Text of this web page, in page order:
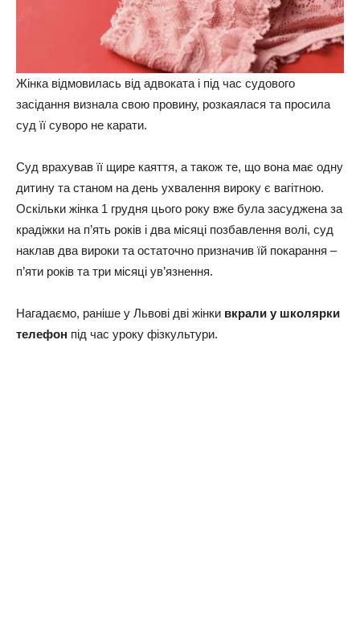
Жінка відмовилась від адвоката і під час судового
засідання визнала свою провину, розкаялася та просила
суд її суворо не карати.
Суд врахував її щире каяття, а також те, що вона має одну
дитину та станом на день ухвалення вироку є вагітною.
Оскільки жінка 1 грудня цього року вже була засуджена за
крадіжки на п’ять років і два місяці позбавлення волі, суд
наклав два вироки та остаточно призначив їй покарання –
п’яти років та три місяці ув’язнення.
Нагадаємо, раніше у Львові дві жінки вкрали у школярки
телефон під час уроку фізкультури.